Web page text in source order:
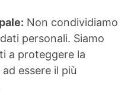
Non condividiamo
personali. Siamo
a proteggere la
essere il più